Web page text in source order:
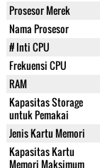
Prosesor Merek
Nama Prosesor
# Inti CPU
Frekuensi CPU
RAM
Kapasitas Storage
untuk Pemakai
Jenis Kartu Memori
Kapasitas Kartu
Memori Maksimum